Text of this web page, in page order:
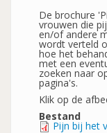
De brochure
vrouwen die
en/of andere
wordt verteld
hoe het
met een
zoeken naar
pagina's.
Klik op de
Bestand
Pijn bij het